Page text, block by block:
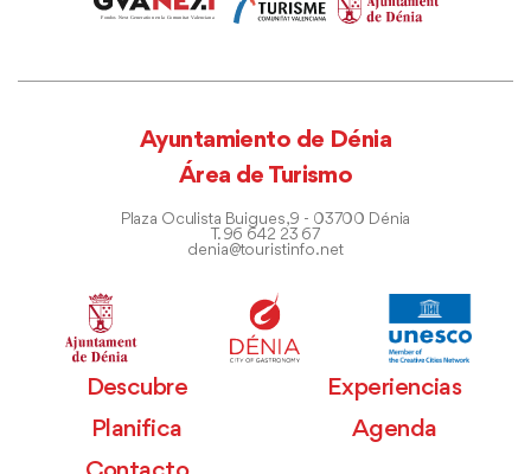
Ayuntamiento de Dénia
Área de Turismo
Plaza Oculista Buigues, 9 - 03700 Dénia
T. 96 642 23 67
denia@touristinfo.net
Descubre
Experiencias
Planifica
Agenda